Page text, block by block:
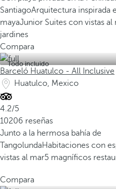
SantiagoArquitectura inspirada
mayaJunior Suites con vistas al
jardines
Compara
Todo incluido
Barceló Huatulco - All Inclusive
Huatulco, Mexico
4.2/5
10206 reseñas
Junto a la hermosa bahía de
TangolundaHabitaciones con
vistas al mar5 magníficos
Compara